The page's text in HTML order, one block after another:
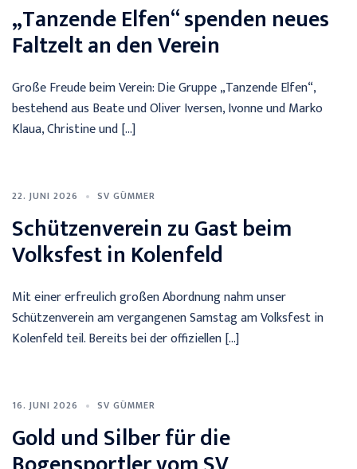
„Tanzende Elfen“ spenden neues
Faltzelt an den Verein
Große Freude beim Verein: Die Gruppe „Tanzende Elfen“,
bestehend aus Beate und Oliver Iversen, Ivonne und Marko
Klaua, Christine und […]
22. JUNI 2026 SV GÜMMER
Schützenverein zu Gast beim
Volksfest in Kolenfeld
Mit einer erfreulich großen Abordnung nahm unser
Schützenverein am vergangenen Samstag am Volksfest in
Kolenfeld teil. Bereits bei der offiziellen […]
16. JUNI 2026 SV GÜMMER
Gold und Silber für die